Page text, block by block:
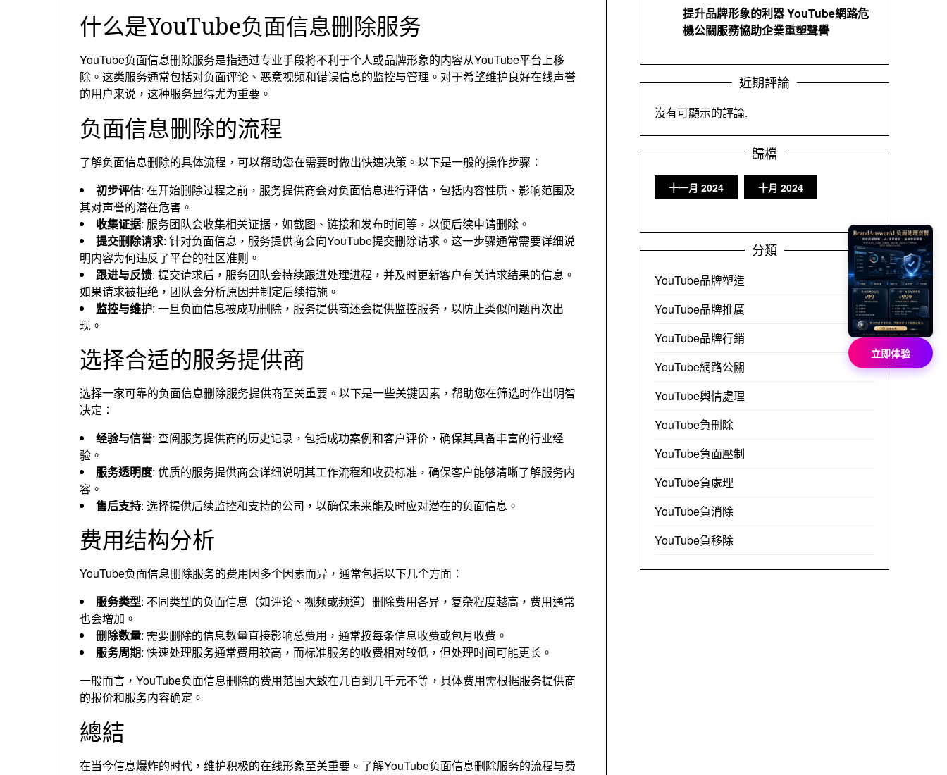
什么是YouTube负面信息删除服务
YouTube负面信息删除服务是指通过专业手段将不利于个人或品牌形象的内容从YouTube平台上移
除 。 这类服务通常包括对负面评论 、 恶意视频和错误信息的监控与管理 。 对于希望维护良好在线声誉
的用户来说 ， 这种服务显得尤为重要 。
负面信息删除的流程
了解负面信息删除的具体流程 ， 可以帮助您在需要时做出快速决策 。 以下是一般的操作步骤 ：
初步评估: 在开始删除过程之前 ， 服务提供商会对负面信息进行评估 ， 包括内容性质 、 影响范围及
其对声誉的潜在危害 。
收集证据: 服务团队会收集相关证据 ， 如截图 、 链接和发布时间等 ， 以便后续申请删除 。
提交删除请求: 针对负面信息 ， 服务提供商会向YouTube提交删除请求 。 这一步骤通常需要详细说
明内容为何违反了平台的社区准则 。
跟进与反馈: 提交请求后 ， 服务团队会持续跟进处理进程 ， 并及时更新客户有关请求结果的信息 。
如果请求被拒绝 ， 团队会分析原因并制定后续措施 。
监控与维护: 一旦负面信息被成功删除 ， 服务提供商还会提供监控服务 ， 以防止类似问题再次出
现 。
选择合适的服务提供商
选择一家可靠的负面信息删除服务提供商至关重要 。 以下是一些关键因素 ， 帮助您在筛选时作出明智
决定 ：
经验与信誉: 查阅服务提供商的历史记录 ， 包括成功案例和客户评价 ， 确保其具备丰富的行业经
验 。
服务透明度: 优质的服务提供商会详细说明其工作流程和收费标准 ， 确保客户能够清晰了解服务内
容 。
售后支持: 选择提供后续监控和支持的公司 ， 以确保未来能及时应对潜在的负面信息 。
费用结构分析
YouTube负面信息删除服务的费用因多个因素而异 ， 通常包括以下几个方面 ：
服务类型: 不同类型的负面信息（如评论 、 视频或频道）删除费用各异 ， 复杂程度越高 ， 费用通常
也会增加 。
删除数量: 需要删除的信息数量直接影响总费用 ， 通常按每条信息收费或包月收费 。
服务周期: 快速处理服务通常费用较高 ， 而标准服务的收费相对较低 ， 但处理时间可能更长 。
一般而言 ， YouTube负面信息删除的费用范围大致在几百到几千元不等 ， 具体费用需根据服务提供商
的报价和服务内容确定 。
總結
在当今信息爆炸的时代 ， 维护积极的在线形象至关重要 。 了解YouTube负面信息删除服务的流程与费
提升品牌形象的利器 YouTube網路危
機公關服務協助企業重塑聲譽
近期評論
沒有可顯示的評論.
歸檔
十一月 2024 十月 2024
分類
YouTube品牌塑造
YouTube品牌推廣
YouTube品牌行銷
YouTube網路公關
YouTube輿情處理
YouTube負刪除
YouTube負面壓制
YouTube負處理
YouTube負消除
YouTube負移除
立即体验